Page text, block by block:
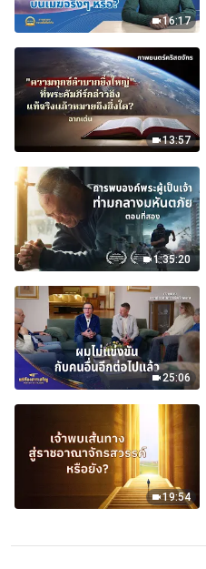
16:17
13:57
1:35:20
25:06
19:54